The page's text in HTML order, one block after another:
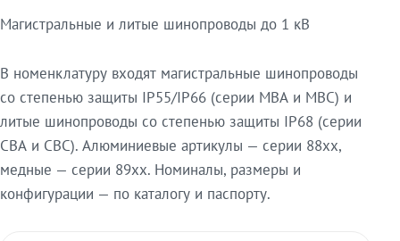
Магистральные и литые шинопроводы до 1 кВ
В номенклатуру входят магистральные шинопроводы
со степенью защиты IP55/IP66 (серии МВА и МВС) и
литые шинопроводы со степенью защиты IP68 (серии
СВА и СВС). Алюминиевые артикулы — серии 88xx,
медные — серии 89xx. Номиналы, размеры и
конфигурации — по каталогу и паспорту.